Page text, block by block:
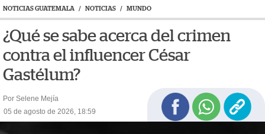
NOTICIAS GUATEMALA / NOTICIAS / MUNDO
¿Qué se sabe acerca del crimen
contra el influencer César
Gastélum?
Por Selene Mejía
05 de agosto de 2026, 18:59